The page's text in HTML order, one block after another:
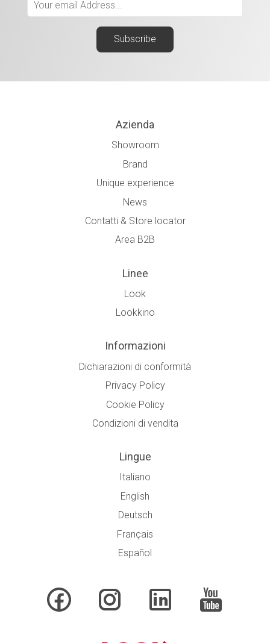
Azienda
Showroom
Brand
Unique experience
News
Contatti & Store locator
Area B2B
Linee
Look
Lookkino
Informazioni
Dichiarazioni di conformità
Privacy Policy
Cookie Policy
Condizioni di vendita
Lingue
Italiano
English
Deutsch
Français
Español